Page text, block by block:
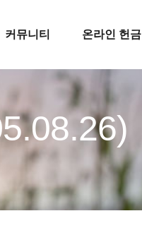
커뮤니티 온라인 헌금